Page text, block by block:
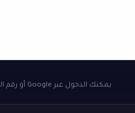
يمكنك الدخول عبر Google أو رقم الجوال أو البريد.